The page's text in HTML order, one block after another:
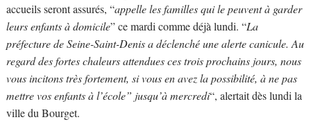
accueils seront assurés, “appelle les familles qui le peuvent à garder
leurs enfants à domicile” ce mardi comme déjà lundi. “La
préfecture de Seine-Saint-Denis a déclenché une alerte canicule. Au
regard des fortes chaleurs attendues ces trois prochains jours, nous
vous incitons très fortement, si vous en avez la possibilité, à ne pas
mettre vos enfants à l’école” jusqu’à mercredi“, alertait dès lundi la
ville du Bourget.